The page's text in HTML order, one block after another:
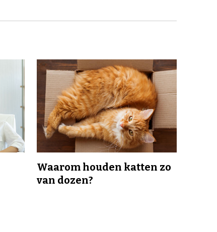
Waarom houden katten zo
van dozen?